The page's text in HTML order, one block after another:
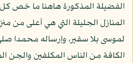
الفضيلة المذكورة هاهنا ما خص
المنازل الجليلة التي هي أعلى من
لموسى بلا سفير، وإرساله محمدا صلى
الكافة من الناس المكلفين والجن